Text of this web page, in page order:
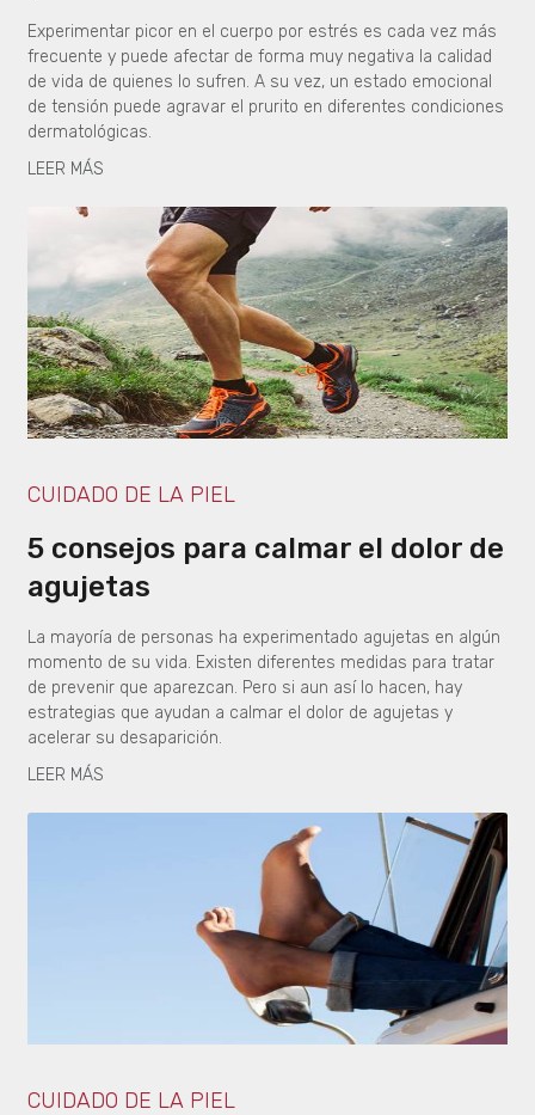
Experimentar picor en el cuerpo por estrés es cada vez más
frecuente y puede afectar de forma muy negativa la calidad
de vida de quienes lo sufren. A su vez, un estado emocional
de tensión puede agravar el prurito en diferentes condiciones
dermatológicas.
LEER MÁS
CUIDADO DE LA PIEL
5 consejos para calmar el dolor de
agujetas
La mayoría de personas ha experimentado agujetas en algún
momento de su vida. Existen diferentes medidas para tratar
de prevenir que aparezcan. Pero si aun así lo hacen, hay
estrategias que ayudan a calmar el dolor de agujetas y
acelerar su desaparición.
LEER MÁS
CUIDADO DE LA PIEL